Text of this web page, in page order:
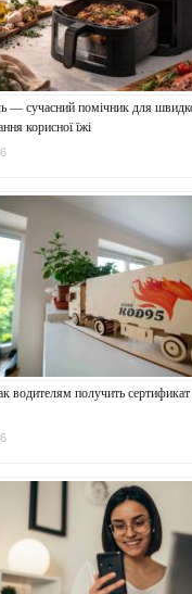
— сучасний помічник для
корисної їжі
водителям получить